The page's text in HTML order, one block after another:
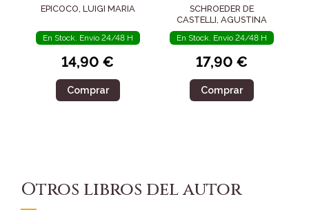
EPICOCO, LUIGI MARIA
En Stock. Envío 24/48 H
14,90 €
Comprar
SCHROEDER DE
CASTELLI, AGUSTINA
En Stock. Envío 24/48 H
17,90 €
Comprar
Otros libros del autor